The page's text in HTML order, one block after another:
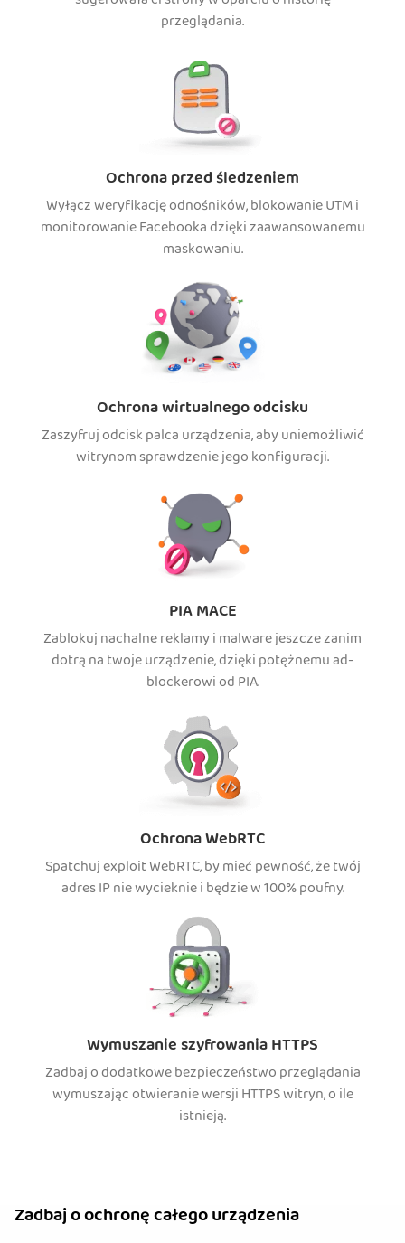
przeglądania.
Ochrona przed śledzeniem
Wyłącz weryfikację odnośników, blokowanie UTM i
monitorowanie Facebooka dzięki zaawansowanemu
maskowaniu.
Ochrona wirtualnego odcisku
Zaszyfruj odcisk palca urządzenia, aby uniemożliwić
witrynom sprawdzenie jego konfiguracji.
PIA MACE
Zablokuj nachalne reklamy i malware jeszcze zanim
dotrą na twoje urządzenie, dzięki potężnemu ad-
blockerowi od PIA.
Ochrona WebRTC
Spatchuj exploit WebRTC, by mieć pewność, że twój
adres IP nie wycieknie i będzie w 100% poufny.
Wymuszanie szyfrowania HTTPS
Zadbaj o dodatkowe bezpieczeństwo przeglądania
wymuszając otwieranie wersji HTTPS witryn, o ile
istnieją.
Zadbaj o ochronę całego urządzenia